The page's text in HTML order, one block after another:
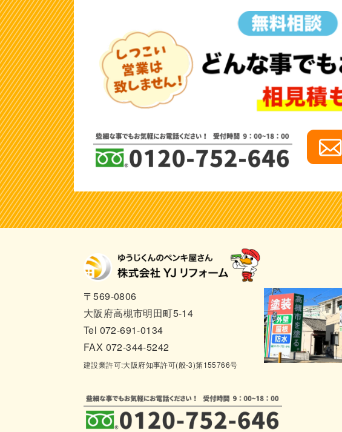
〒569-0806
大阪府高槻市明田町5-14
Tel 072-691-0134
FAX 072-344-5242
建設業許可:大阪府知事許可(般-3)第155766号